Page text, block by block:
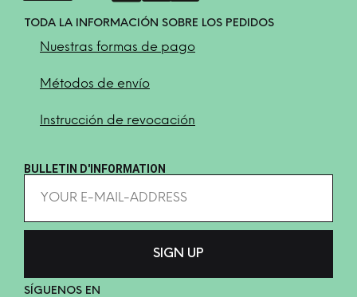
TODA LA INFORMACIÓN SOBRE LOS PEDIDOS
Nuestras formas de pago
Métodos de envío
Instrucción de revocación
BULLETIN D'INFORMATION
SÍGUENOS EN